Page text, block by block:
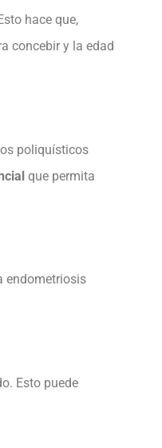
hace que,
concebir y la edad
poliquísticos
que permita
endometriosis
Esto puede